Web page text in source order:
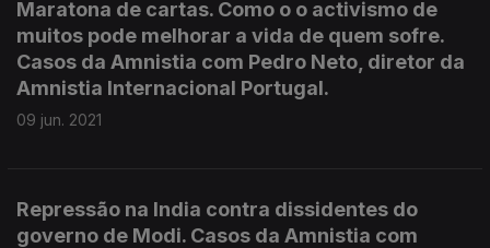
Maratona de cartas. Como o o activismo de
muitos pode melhorar a vida de quem sofre.
Casos da Amnistia com Pedro Neto, diretor da
Amnistia Internacional Portugal.
09 jun. 2021
Repressão na India contra dissidentes do
governo de Modi. Casos da Amnistia com